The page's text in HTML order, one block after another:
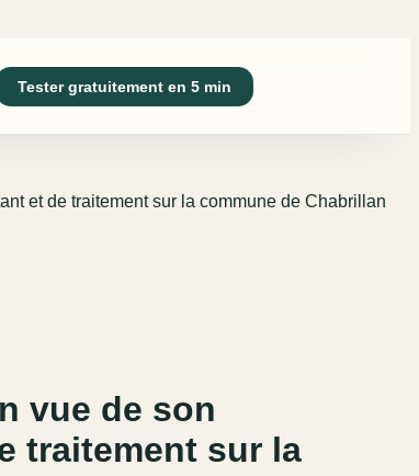
Tester gratuitement en 5 min
et de traitement sur la commune de Chabrillan
vue de son
traitement sur la